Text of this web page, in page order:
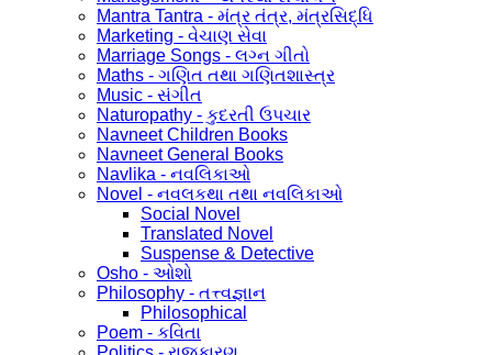
Mantra Tantra - મંત્ર તંત્ર, મંત્રસિદ્ધિ
Marketing - વેચાણ સેવા
Marriage Songs - લગ્ન ગીતો
Maths - ગણિત તથા ગણિતશાસ્ત્ર
Music - સંગીત
Naturopathy - કુદરતી ઉપચાર
Navneet Children Books
Navneet General Books
Navlika - નવલિકાઓ
Novel - નવલકથા તથા નવલિકાઓ
Social Novel
Translated Novel
Suspense & Detective
Osho - ઓશો
Philosophy - તત્ત્વજ્ઞાન
Philosophical
Poem - કવિતા